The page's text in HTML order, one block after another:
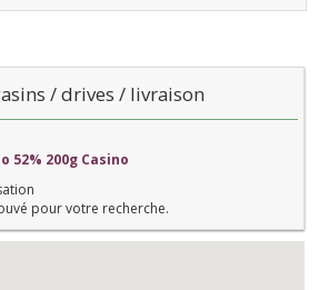
/ drives / livraison
52% 200g Casino
pour votre recherche.